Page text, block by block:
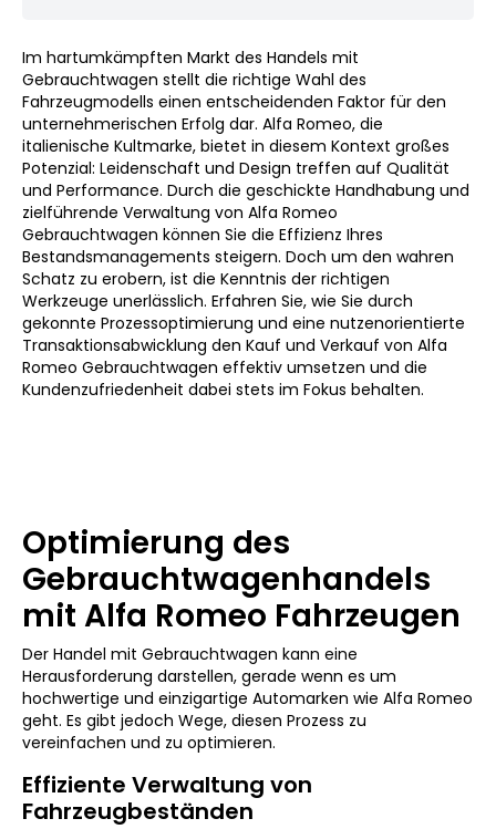
Im hartumkämpften Markt des Handels mit
Gebrauchtwagen stellt die richtige Wahl des
Fahrzeugmodells einen entscheidenden Faktor für den
unternehmerischen Erfolg dar. Alfa Romeo, die
italienische Kultmarke, bietet in diesem Kontext großes
Potenzial: Leidenschaft und Design treffen auf Qualität
und Performance. Durch die geschickte Handhabung und
zielführende Verwaltung von Alfa Romeo
Gebrauchtwagen können Sie die Effizienz Ihres
Bestandsmanagements steigern. Doch um den wahren
Schatz zu erobern, ist die Kenntnis der richtigen
Werkzeuge unerlässlich. Erfahren Sie, wie Sie durch
gekonnte Prozessoptimierung und eine nutzenorientierte
Transaktionsabwicklung den Kauf und Verkauf von Alfa
Romeo Gebrauchtwagen effektiv umsetzen und die
Kundenzufriedenheit dabei stets im Fokus behalten.
Optimierung des
Gebrauchtwagenhandels
mit Alfa Romeo Fahrzeugen
Der Handel mit Gebrauchtwagen kann eine
Herausforderung darstellen, gerade wenn es um
hochwertige und einzigartige Automarken wie Alfa Romeo
geht. Es gibt jedoch Wege, diesen Prozess zu
vereinfachen und zu optimieren.
Effiziente Verwaltung von
Fahrzeugbeständen